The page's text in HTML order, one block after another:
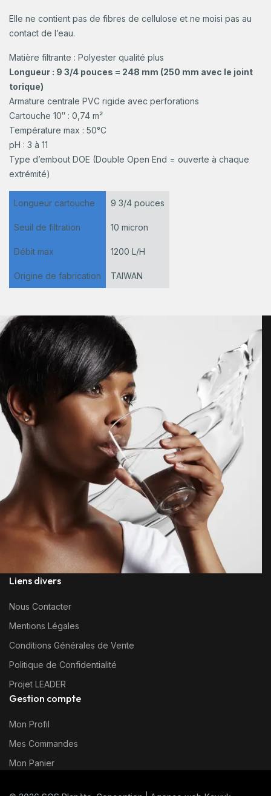
Elle ne contient pas de fibres de cellulose et ne moisi pas au
contact de l’eau.
Matière filtrante : Polyester qualité plus
Longueur : 9 3/4 pouces = 248 mm (250 mm avec le joint
torique)
Armature centrale PVC rigide avec perforations
Cartouche 10″ : 0,74 m²
Température max : 50°C
pH : 3 à 11
Type d’embout DOE (Double Open End = ouverte à chaque
extrémité)
Longueur cartouche 9 3/4 pouces
Seuil de filtration 10 micron
Débit max 1200 L/H
Origine de fabrication TAIWAN
Liens divers
Nous Contacter
Mentions Légales
Conditions Générales de Vente
Politique de Confidentialité
Projet LEADER
Gestion compte
Mon Profil
Mes Commandes
Mon Panier